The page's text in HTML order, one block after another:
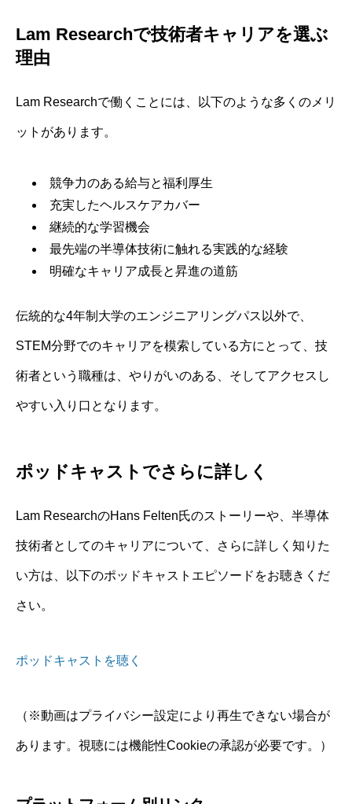
Lam Researchで技術者キャリアを選ぶ
理由
Lam Researchで働くことには、以下のような多くのメリ
ットがあります。
競争力のある給与と福利厚生
充実したヘルスケアカバー
継続的な学習機会
最先端の半導体技術に触れる実践的な経験
明確なキャリア成長と昇進の道筋
伝統的な4年制大学のエンジニアリングパス以外で、
STEM分野でのキャリアを模索している方にとって、技
術者という職種は、やりがいのある、そしてアクセスし
やすい入り口となります。
ポッドキャストでさらに詳しく
Lam ResearchのHans Felten氏のストーリーや、半導体
技術者としてのキャリアについて、さらに詳しく知りた
い方は、以下のポッドキャストエピソードをお聴きくだ
さい。
ポッドキャストを聴く
（※動画はプライバシー設定により再生できない場合が
あります。視聴には機能性Cookieの承認が必要です。）